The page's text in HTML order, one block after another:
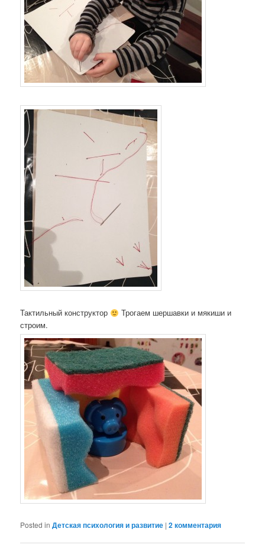
Тактильный конструктор
Трогаем шершавки и мякиши и
строим.
Posted in Детская психология и развитие |2комментария